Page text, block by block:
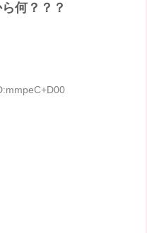
何？？？